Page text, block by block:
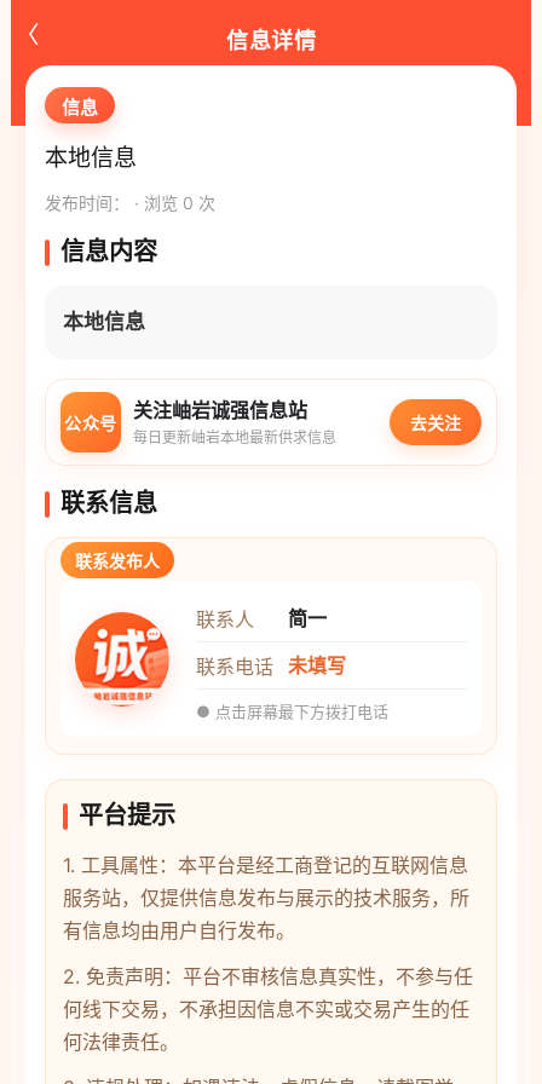
‹ 信息详情
信息
本地信息
发布时间： · 浏览 0 次
信息内容
本地信息
公众号
关注岫岩诚强信息站
每日更新岫岩本地最新供求信息
去关注
联系信息
联系发布人
联系人
简一
联系电话 未填写
● 点击屏幕最下方拨打电话
平台提示
1. 工具属性：本平台是经工商登记的互联网信息
服务站，仅提供信息发布与展示的技术服务，所
有信息均由用户自行发布。
2. 免责声明：平台不审核信息真实性，不参与任
何线下交易，不承担因信息不实或交易产生的任
何法律责任。